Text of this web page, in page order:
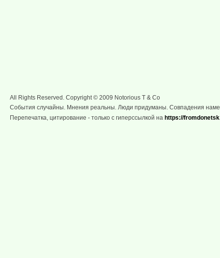
All Rights Reserved. Copyright © 2009 Notorious T & Co
События случайны. Мнения реальны. Люди придуманы. Совпадения
Перепечатка, цитирование - только с гиперссылкой на https://